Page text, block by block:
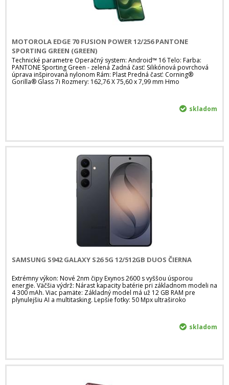
MOTOROLA EDGE 70 FUSION POWER 12/256 PANTONE
SPORTING GREEN (GREEN)
Technické parametre Operačný system: Android™ 16 Telo: Farba:
PANTONE Sporting Green - zelená Zadná časť: Silikónová povrchová
úprava inšpirovaná nylonom Rám: Plast Predná časť: Corning®
Gorilla® Glass 7i Rozmery: 162,76 X 75,60 x 7,99 mm Hmo
skladom
SAMSUNG S942 GALAXY S26 5G 12/512GB DUOS ČIERNA
Extrémny výkon: Nové 2nm čipy Exynos 2600 s vyššou úsporou
energie. Väčšia výdrž: Nárast kapacity batérie pri základnom modeli na
4 300 mAh. Viac pamäte: Základný model má už 12 GB RAM pre
plynulejšiu AI a multitasking. Lepšie fotky: 50 Mpx ultraširoko
skladom